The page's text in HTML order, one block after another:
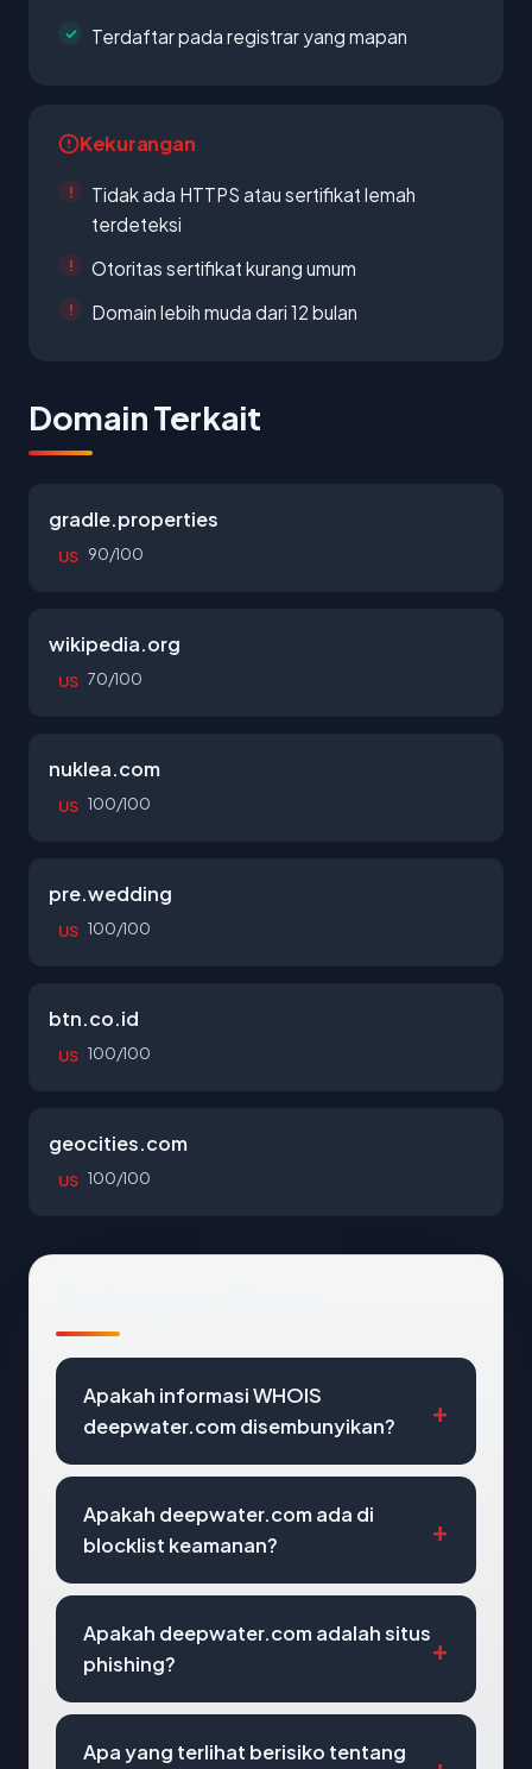
Terdaftar pada registrar yang mapan
Kekurangan
Tidak ada HTTPS atau sertifikat lemah
terdeteksi
Otoritas sertifikat kurang umum
Domain lebih muda dari 12 bulan
Domain Terkait
gradle.properties
US 90/100
wikipedia.org
US 70/100
nuklea.com
US 100/100
pre.wedding
US 100/100
btn.co.id
US 100/100
geocities.com
US 100/100
Apakah informasi WHOIS
deepwater.com disembunyikan?
Apakah deepwater.com ada di
blocklist keamanan?
Apakah deepwater.com adalah situs
phishing?
Apa yang terlihat berisiko tentang